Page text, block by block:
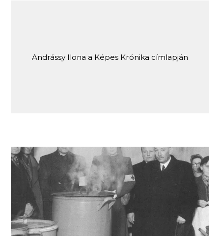
Andrássy Ilona a Képes Krónika címlapján
Andrássy Ilona egy lengyel menekülttábor
konyháján